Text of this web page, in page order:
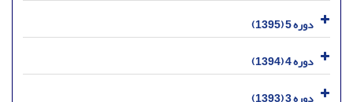
دوره 5 (1395)
دوره 4 (1394)